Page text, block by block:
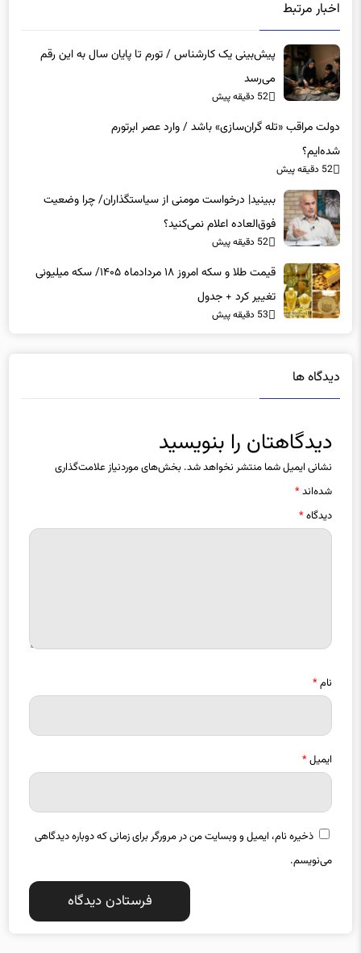
اخبار مرتبط
پیش‌بینی یک کارشناس / تورم تا پایان سال به این رقم
می‌رسد
52 دقیقه پیش
دولت مراقب «تله گران‌سازی» باشد / وارد عصر ابرتورم
شده‌ایم؟
52 دقیقه پیش
ببینید| درخواست مومنی از سیاستگذاران/ چرا وضعیت
فوق‌العاده اعلام نمی‌کنید؟
52 دقیقه پیش
قیمت طلا و سکه امروز ۱۸ مردادماه ۱۴۰۵/ سکه میلیونی
تغییر کرد + جدول
53 دقیقه پیش
دیدگاه ها
دیدگاهتان را بنویسید
نشانی ایمیل شما منتشر نخواهد شد. بخش‌های موردنیاز علامت‌گذاری
شده‌اند*
دیدگاه*
نام*
ایمیل*
ذخیره نام، ایمیل و وبسایت من در مرورگر برای زمانی که دوباره دیدگاهی
می‌نویسم.